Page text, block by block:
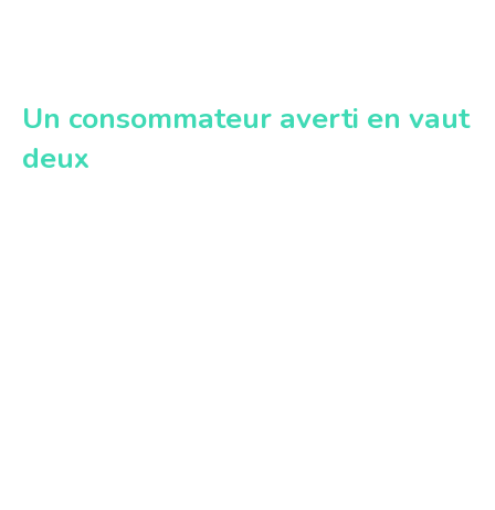
Un consommateur averti en vaut
deux